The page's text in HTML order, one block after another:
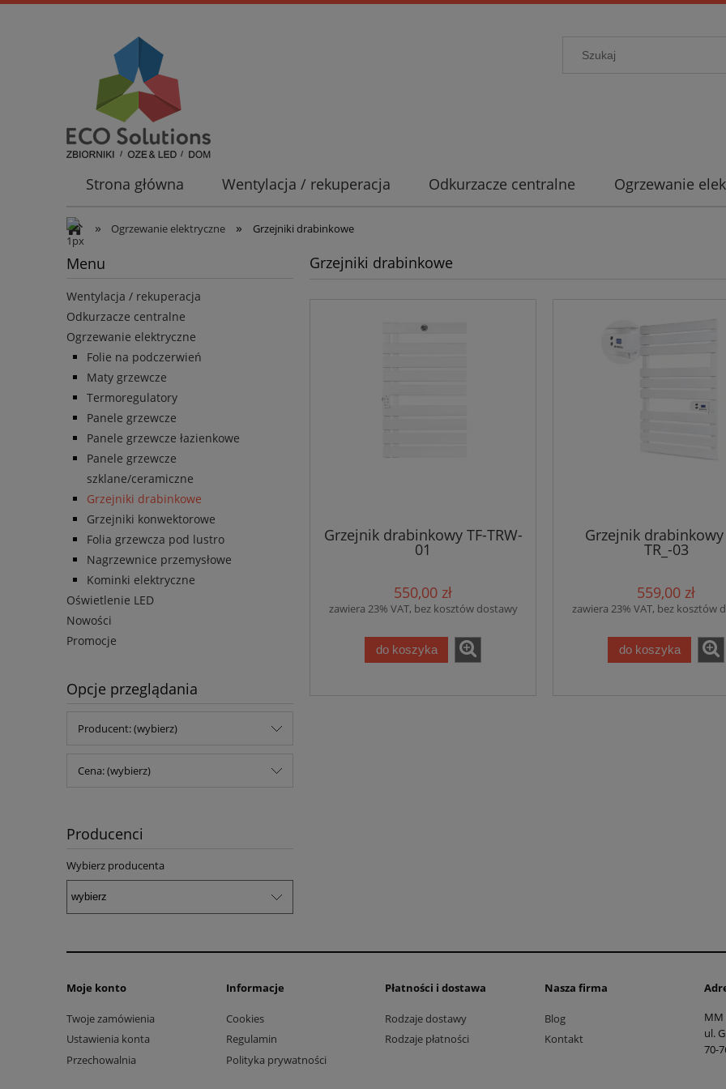
Strona główna Wentylacja / rekuperacja Odkurzacze centralne Ogrzewanie
» Ogrzewanie elektryczne » Grzejniki drabinkowe
Menu
Wentylacja / rekuperacja
Odkurzacze centralne
Ogrzewanie elektryczne
Folie na podczerwień
Maty grzewcze
Termoregulatory
Panele grzewcze
Panele grzewcze łazienkowe
Panele grzewcze
szklane/ceramiczne
Grzejniki drabinkowe
Grzejniki konwektorowe
Folia grzewcza pod lustro
Nagrzewnice przemysłowe
Kominki elektryczne
Oświetlenie LED
Nowości
Promocje
Opcje przeglądania
Producent: (wybierz)
Cena: (wybierz)
Producenci
Wybierz producenta
Grzejniki drabinkowe
Grzejnik drabinkowy TF-TRW-
01
550,00 zł
zawiera 23% VAT, bez kosztów dostawy
do koszyka
Grzejnik drabinkowy
TR_-03
559,00 zł
zawiera 23% VAT, bez kosztów
do koszyka
Moje konto
Twoje zamówienia
Ustawienia konta
Przechowalnia
Informacje
Cookies
Regulamin
Polityka prywatności
Płatności i dostawa
Rodzaje dostawy
Rodzaje płatności
Nasza firma
Blog
Kontakt
MM
ul.
70-